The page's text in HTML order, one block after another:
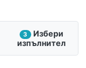
3
Избери
изпълнител